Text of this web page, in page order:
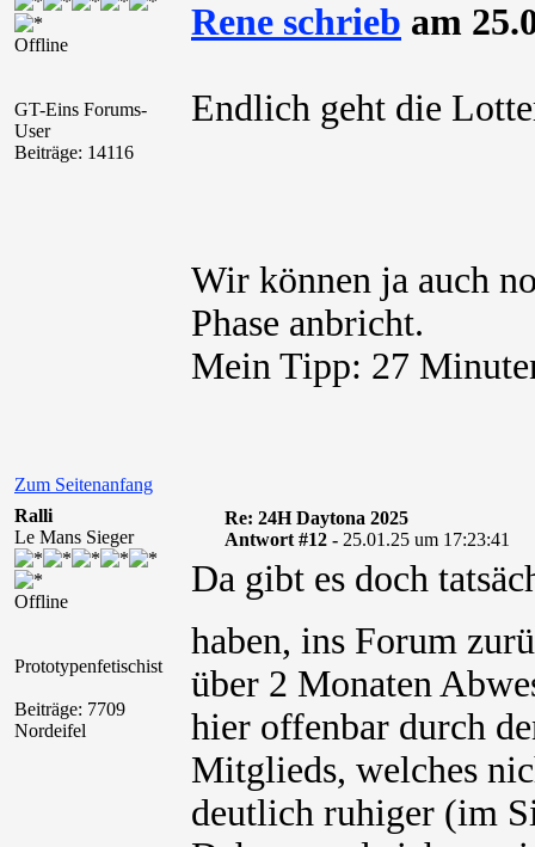
Offline
GT-Eins Forums-
User
Beiträge: 14116
Rene schrieb am
Endlich geht die
Wir können ja auch
Phase anbricht.
Mein Tipp: 27
Zum Seitenanfang
Ralli
Le Mans Sieger
Offline
Prototypenfetischist
Beiträge: 7709
Nordeifel
Re: 24H Daytona 2025
Antwort #12 - 25.01.25 um 17:23:41
Da gibt es doch
haben, ins Forum
über 2 Monaten
hier offenbar durch
Mitglieds, welches
deutlich ruhiger (im